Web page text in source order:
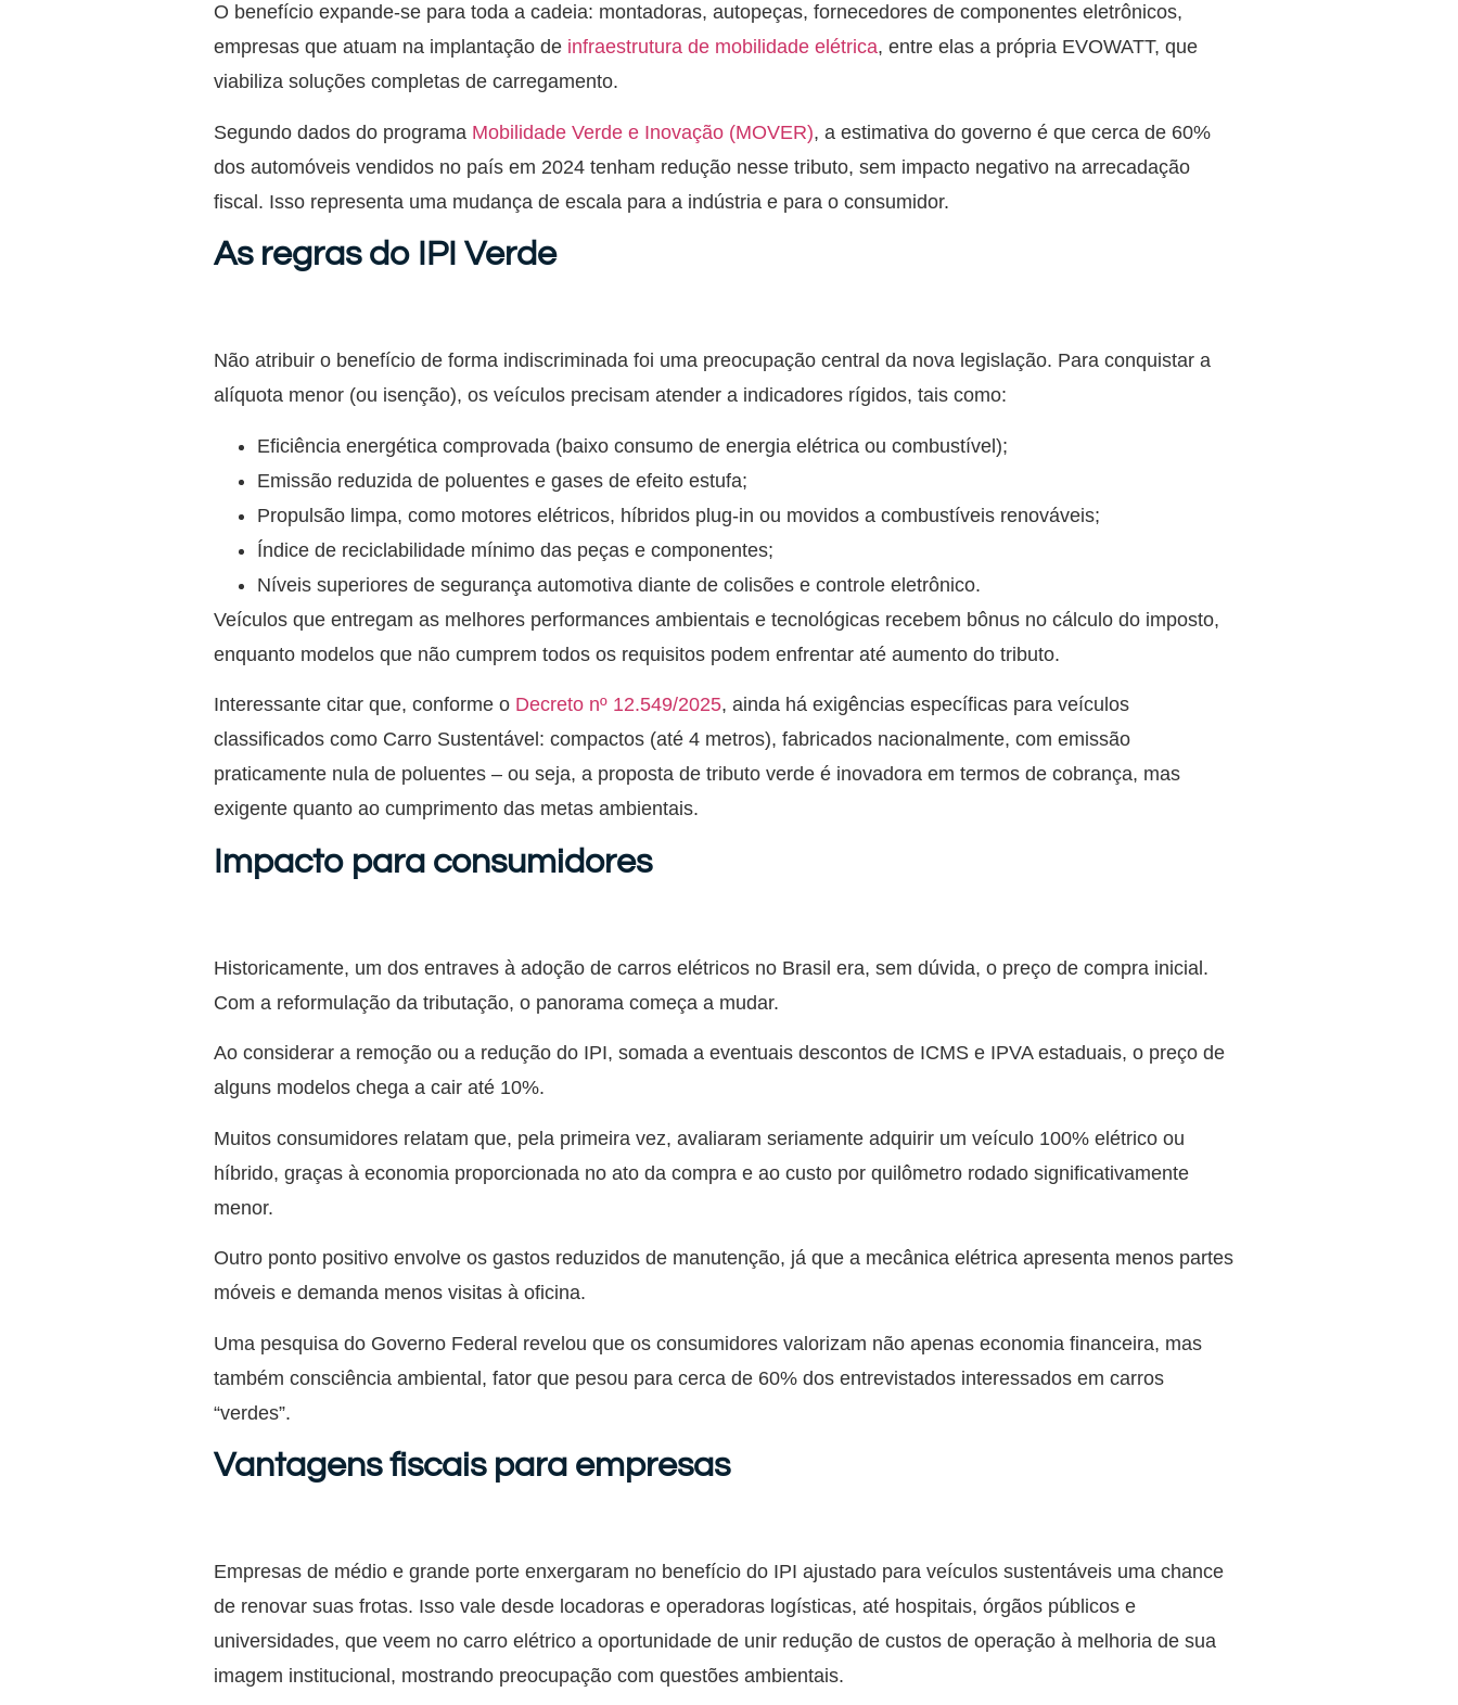
O benefício expande-se para toda a cadeia: montadoras, autopeças, fornecedores de componentes eletrônicos,
empresas que atuam na implantação de infraestrutura de mobilidade elétrica, entre elas a própria EVOWATT, que
viabiliza soluções completas de carregamento.
Segundo dados do programa Mobilidade Verde e Inovação (MOVER), a estimativa do governo é que cerca de 60%
dos automóveis vendidos no país em 2024 tenham redução nesse tributo, sem impacto negativo na arrecadação
fiscal. Isso representa uma mudança de escala para a indústria e para o consumidor.
As regras do IPI Verde
Não atribuir o benefício de forma indiscriminada foi uma preocupação central da nova legislação. Para conquistar a
alíquota menor (ou isenção), os veículos precisam atender a indicadores rígidos, tais como:
Eficiência energética comprovada (baixo consumo de energia elétrica ou combustível);
Emissão reduzida de poluentes e gases de efeito estufa;
Propulsão limpa, como motores elétricos, híbridos plug-in ou movidos a combustíveis renováveis;
Índice de reciclabilidade mínimo das peças e componentes;
Níveis superiores de segurança automotiva diante de colisões e controle eletrônico.
Veículos que entregam as melhores performances ambientais e tecnológicas recebem bônus no cálculo do imposto,
enquanto modelos que não cumprem todos os requisitos podem enfrentar até aumento do tributo.
Interessante citar que, conforme o Decreto nº 12.549/2025, ainda há exigências específicas para veículos
classificados como Carro Sustentável: compactos (até 4 metros), fabricados nacionalmente, com emissão
praticamente nula de poluentes – ou seja, a proposta de tributo verde é inovadora em termos de cobrança, mas
exigente quanto ao cumprimento das metas ambientais.
Impacto para consumidores
Historicamente, um dos entraves à adoção de carros elétricos no Brasil era, sem dúvida, o preço de compra inicial.
Com a reformulação da tributação, o panorama começa a mudar.
Ao considerar a remoção ou a redução do IPI, somada a eventuais descontos de ICMS e IPVA estaduais, o preço de
alguns modelos chega a cair até 10%.
Muitos consumidores relatam que, pela primeira vez, avaliaram seriamente adquirir um veículo 100% elétrico ou
híbrido, graças à economia proporcionada no ato da compra e ao custo por quilômetro rodado significativamente
menor.
Outro ponto positivo envolve os gastos reduzidos de manutenção, já que a mecânica elétrica apresenta menos partes
móveis e demanda menos visitas à oficina.
Uma pesquisa do Governo Federal revelou que os consumidores valorizam não apenas economia financeira, mas
também consciência ambiental, fator que pesou para cerca de 60% dos entrevistados interessados em carros
“verdes”.
Vantagens fiscais para empresas
Empresas de médio e grande porte enxergaram no benefício do IPI ajustado para veículos sustentáveis uma chance
de renovar suas frotas. Isso vale desde locadoras e operadoras logísticas, até hospitais, órgãos públicos e
universidades, que veem no carro elétrico a oportunidade de unir redução de custos de operação à melhoria de sua
imagem institucional, mostrando preocupação com questões ambientais.